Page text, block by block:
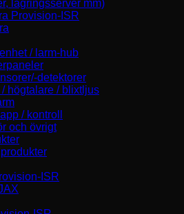
lagringsserver mm)
Provision-ISR
/ larm-hub
detektorer
högtalare / blixtljus
/ kontroll
och övrigt
ISR